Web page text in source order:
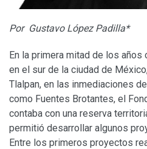
Por Gustavo López Padilla*
En la primera mitad de los
en el sur de la ciudad de
Tlalpan, en las inmediaciones
como Fuentes Brotantes, el
contaba con una reserva
permitió desarrollar algunos
Entre los primeros proyectos